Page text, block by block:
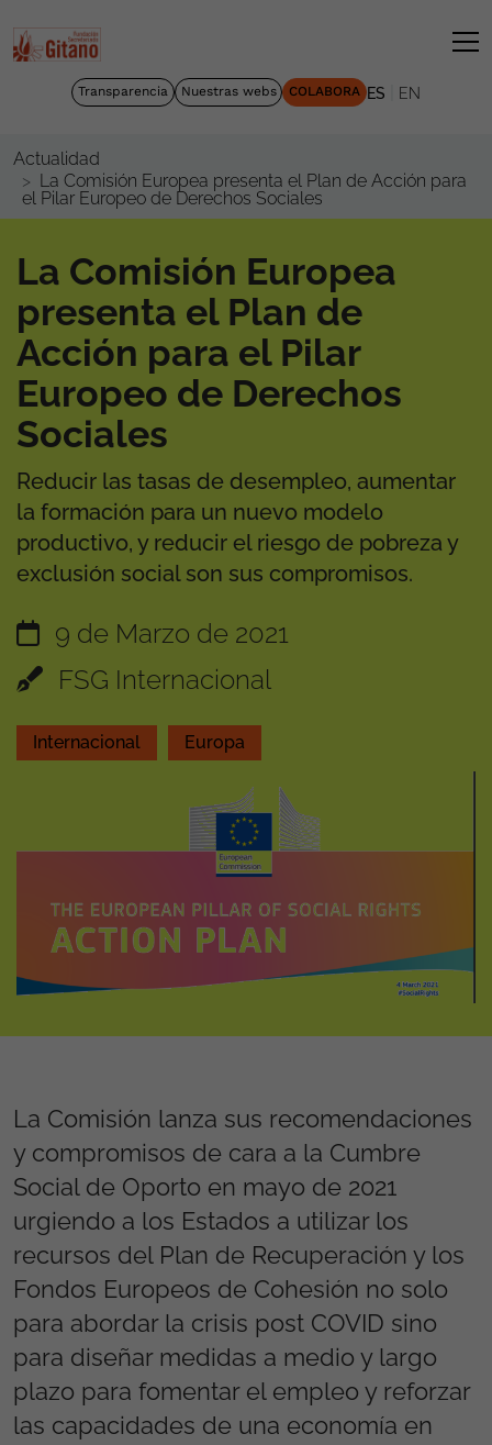
Transparencia Nuestras webs COLABORA ES EN
Actualidad
La Comisión Europea presenta el Plan de Acción para
el Pilar Europeo de Derechos Sociales
La Comisión Europea
presenta el Plan de
Acción para el Pilar
Europeo de Derechos
Sociales
Reducir las tasas de desempleo, aumentar
la formación para un nuevo modelo
productivo, y reducir el riesgo de pobreza y
exclusión social son sus compromisos.
9 de Marzo de 2021
FSG Internacional
Internacional Europa
La Comisión lanza sus recomendaciones
y compromisos de cara a la Cumbre
Social de Oporto en mayo de 2021
urgiendo a los Estados a utilizar los
recursos del Plan de Recuperación y los
Fondos Europeos de Cohesión no solo
para abordar la crisis post COVID sino
para diseñar medidas a medio y largo
plazo para fomentar el empleo y reforzar
las capacidades de una economía en